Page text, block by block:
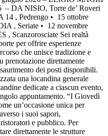
– DA NISIO, Torre de’ Roveri
, Pedrengo •⁠ ⁠ 15 ottobre
, Seriate •⁠ ⁠ 12 novembre
Scanzorosciate Sei realtà
per offrire esperienze
che unisce tradizione e
prenotazione direttamente
dei posti disponibili.
una locandina generale
dedicate a ciascun evento,
appuntamento. “I Giovedì
un’occasione unica per
i suoi sapori,
e pubblico. Per
direttamente le strutture